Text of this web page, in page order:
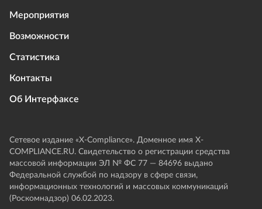
Мероприятия
Возможности
Статистика
Контакты
Об Интерфаксе
Сетевое издание «Х-Compliance». Доменное имя X-
COMPLIANCE.RU. Свидетельство о регистрации средства
массовой информации ЭЛ № ФС 77 — 84696 выдано
Федеральной службой по надзору в сфере связи,
информационных технологий и массовых коммуникаций
(Роскомнадзор) 06.02.2023.